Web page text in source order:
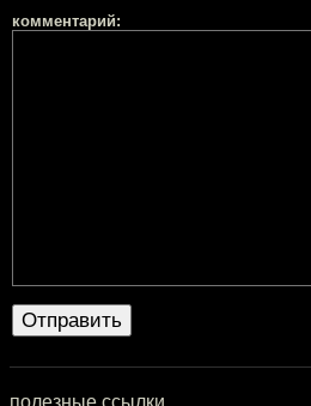
комментарий:
полезные ссылки